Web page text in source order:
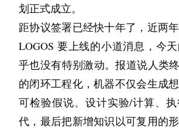
划正式成立。
距协议签署已经快十年了，近两
LOGOS 要上线的小道消息，今
乎也没有特别激动。报道说人类
的闭环工程化，机器不仅会生成
可检验假说、设计实验/计算、
代，最后把新增知识以可复用的形